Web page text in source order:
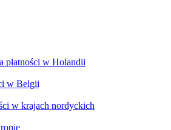
płatności w Holandii
w Belgii
w krajach nordyckich